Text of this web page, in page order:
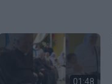
01:48